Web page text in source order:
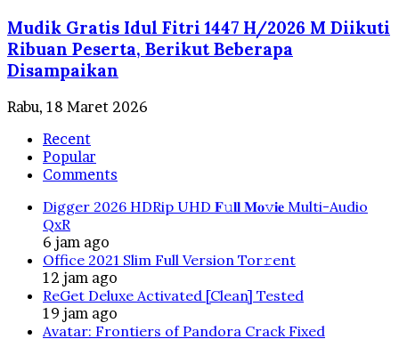
Mudik Gratis Idul Fitri 1447 H/2026 M Diikuti
Ribuan Peserta, Berikut Beberapa
Disampaikan
Rabu, 18 Maret 2026
Recent
Popular
Comments
Digger 2026 HDRip UHD 𝐅𝚞𝐥𝐥 𝐌𝐨𝚟𝐢𝐞 Multi-Audio
QxR
6 jam ago
Office 2021 Slim Full Version Tor𝚛ent
12 jam ago
ReGet Deluxe Activated [Clean] Tested
19 jam ago
Avatar: Frontiers of Pandora Crack Fixed